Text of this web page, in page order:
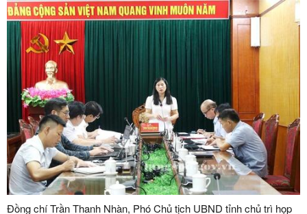
Đồng chí Trần Thanh Nhàn, Phó Chủ tịch UBND tỉnh chủ trì họp